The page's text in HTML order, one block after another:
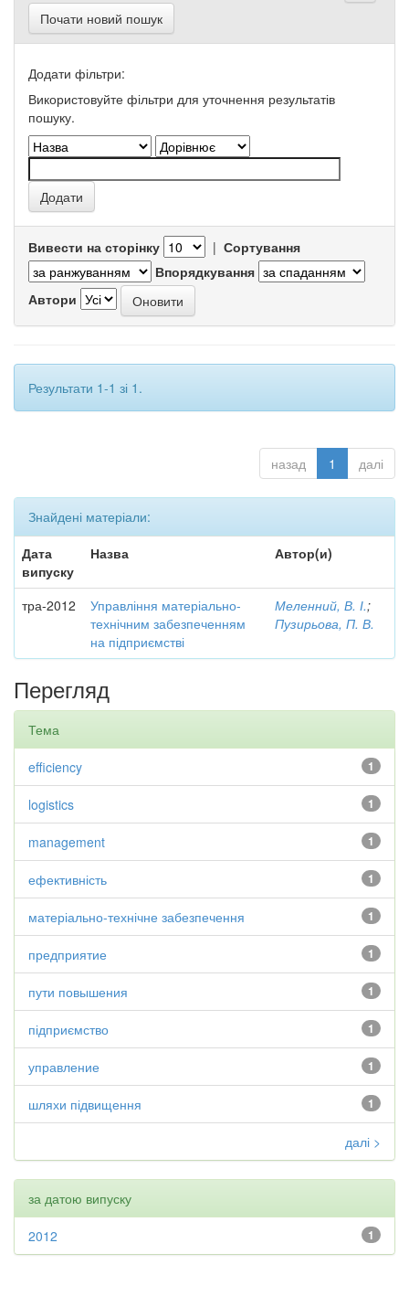
Почати новий пошук
Додати фільтри:
Використовуйте фільтри для уточнення результатів
пошуку.
Вивести на сторінку | Сортування
Впорядкування
Автори
Результати 1-1 зі 1.
назад 1 далі
Знайдені матеріали:
Дата
випуску
Назва Автор(и)
тра-2012
Управління матеріально-
технічним забезпеченням
на підприємстві
Меленний, В. І.;
Пузирьова, П. В.
Перегляд
Тема
1
efficiency
1
logistics
1
management
1
ефективність
1
матеріально-технічне забезпечення
1
предприятие
1
пути повышения
1
підприємство
1
управление
1
шляхи підвищення
далі >
за датою випуску
1
2012